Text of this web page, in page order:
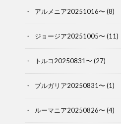
アルメニア20251016〜 (8)
ジョージア20251005〜 (11)
トルコ20250831〜 (27)
ブルガリア20250831〜 (1)
ルーマニア20250826〜 (4)